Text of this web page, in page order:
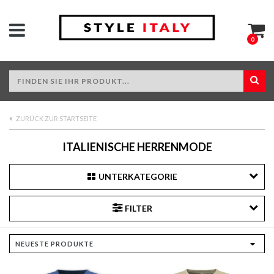
0
ZURÜCK ZUR STARTSEITE
ITALIENISCHE HERRENMODE
UNTERKATEGORIE
FILTER